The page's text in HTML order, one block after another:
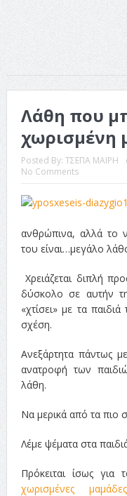
Λάθη που
χωρισμένη
Posted By: ΤΣΕΠΑ ΜΑΙΡΗ
No Comments
ανθρώπινα, αλλά το
του είναι…μεγάλο
Χρειάζεται διπλή
δύσκολο σε αυτήν
«χτίσει» με τα
σχέση.
Ανεξάρτητα πάντως
ανατροφή των
λάθη.
Να μερικά από τα πιο
Λέμε ψέματα στα
Πρόκειται ίσως
χωρισμένες